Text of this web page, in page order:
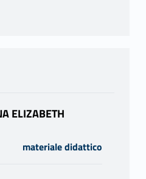
ELIZABETH
materiale didattico